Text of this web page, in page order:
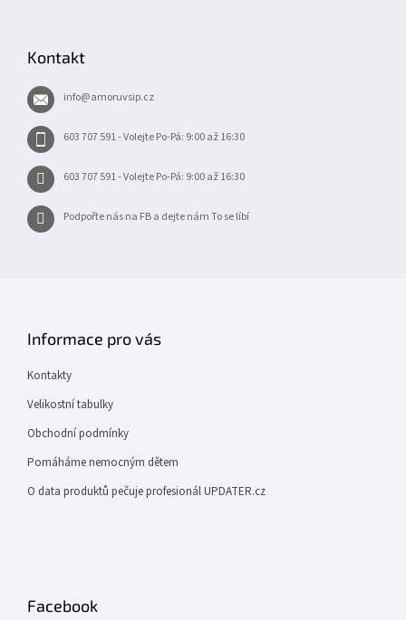
Kontakt
info@amoruvsip.cz
603 707 591 - Volejte Po-Pá: 9:00 až 16:30
603 707 591 - Volejte Po-Pá: 9:00 až 16:30
Podpořte nás na FB a dejte nám To se líbí
Informace pro vás
Kontakty
Velikostní tabulky
Obchodní podmínky
Pomáháme nemocným dětem
O data produktů pečuje profesionál UPDATER.cz
Facebook